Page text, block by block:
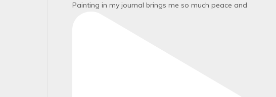
Painting in my journal brings me so much peace and